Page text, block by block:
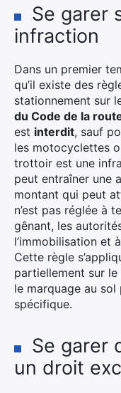
Se garer
infraction
Dans un premier
qu’il existe des
stationnement sur
du Code de la
est interdit, sauf
les motocyclettes
trottoir est une
peut entraîner une
montant qui peut
n’est pas réglée à
gênant, les
l’immobilisation et
Cette règle
partiellement sur
le marquage au
spécifique.
Se garer
un droit